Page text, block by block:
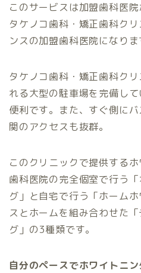
このサービスは加盟歯科医
タケノコ歯科・矯正歯科ク
ンスの加盟歯科医院になりま
タケノコ歯科・矯正歯科ク
れる大型の駐車場を完備し
便利です。また、すぐ側に
関のアクセスも抜群。
このクリニックで提供するホ
歯科医院の完全個室で行う
グ」と自宅で行う「ホーム
スとホームを組み合わせた
グ」の3種類です。
自分のペースでホワイトニ